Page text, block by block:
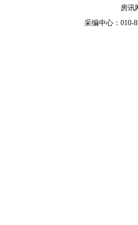
房讯
采编中心：010-